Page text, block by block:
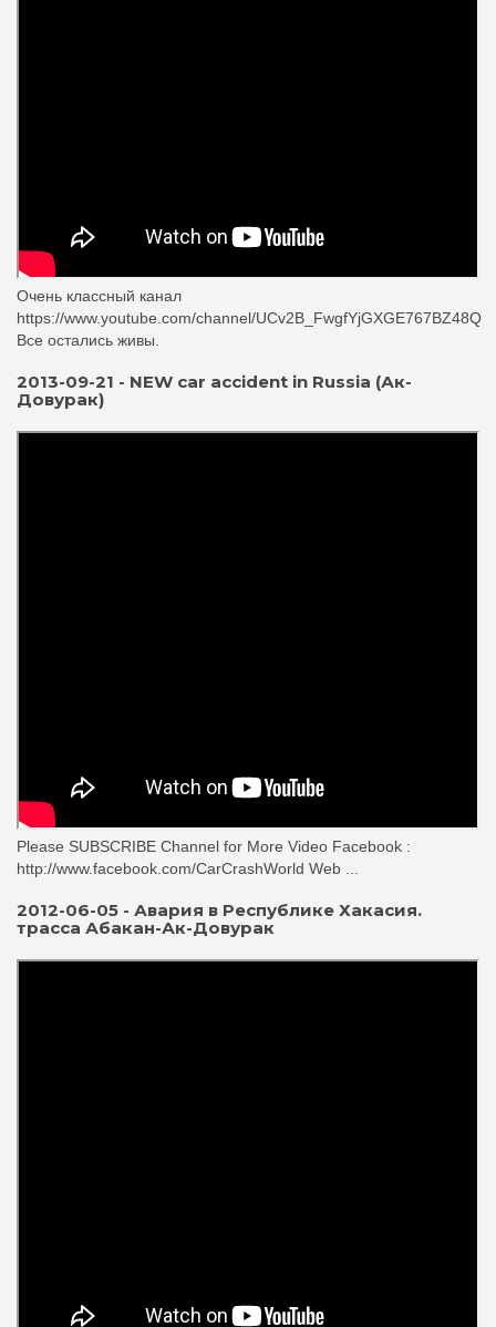
Очень классный канал
https://www.youtube.com/channel/UCv2B_FwgfYjGXGE767BZ48Q
Все остались живы.
2013-09-21 - NEW car accident in Russia (Ак-
Довурак)
Please SUBSCRIBE Channel for More Video Facebook :
http://www.facebook.com/CarCrashWorld Web ...
2012-06-05 - Авария в Республике Хакасия.
трасса Абакан-Ак-Довурак